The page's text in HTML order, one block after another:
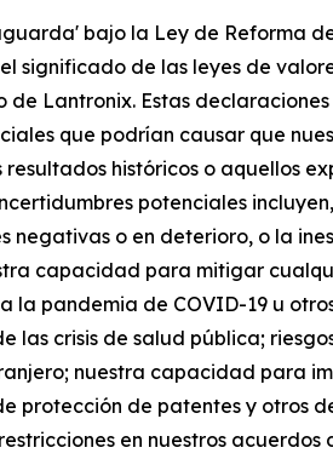
bajo la Ley de Reforma
significado de las leyes de
Lantronix. Estas
que podrían causar que
resultados históricos o aquellos
potenciales
negativas o en deterioro, o la
capacidad para mitigar
la pandemia de COVID-19 u
las crisis de salud pública;
nuestra capacidad para
protección de patentes y otros
en nuestros